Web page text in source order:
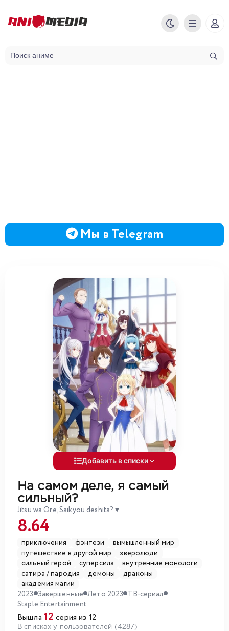
Мы в Telegram
Добавить в списки
На самом деле, я самый
сильный?
Jitsu wa Ore, Saikyou deshita? ▼
8.64
приключения фэнтези
вымышленный мир
путешествие в другой мир
зверолюди
сильный герой
суперсила
внутренние монологи
сатира / пародия
демоны
драконы
академия магии
2023 Завершенные Лето 2023 ТВ-сериал
Staple Entertainment
Вышла 12 серия из 12
В списках у пользователей (4287)